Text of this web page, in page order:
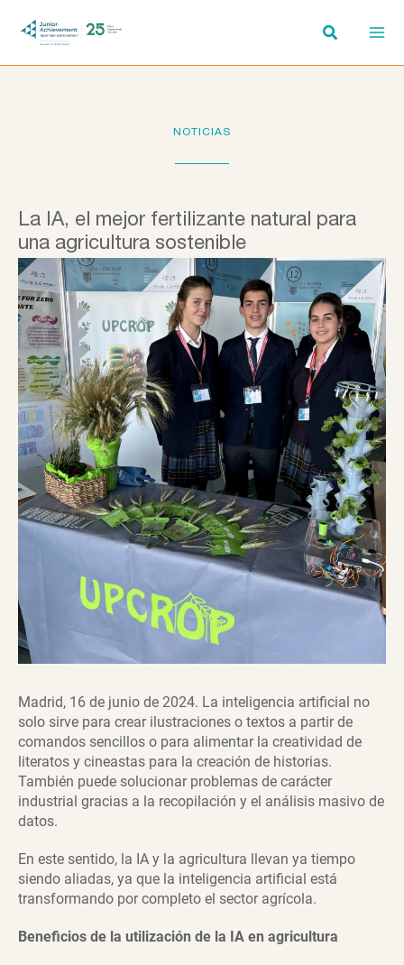
NOTICIAS
La IA, el mejor fertilizante natural para
una agricultura sostenible
Madrid, 16 de junio de 2024. La inteligencia artificial no
solo sirve para crear ilustraciones o textos a partir de
comandos sencillos o para alimentar la creatividad de
literatos y cineastas para la creación de historias.
También puede solucionar problemas de carácter
industrial gracias a la recopilación y el análisis masivo de
datos.
En este sentido, la IA y la agricultura llevan ya tiempo
siendo aliadas, ya que la inteligencia artificial está
transformando por completo el sector agrícola.
Beneficios de la utilización de la IA en agricultura